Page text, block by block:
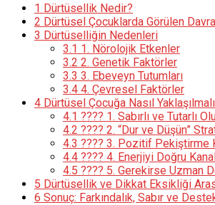
1 Dürtüsellik Nedir?
2 Dürtüsel Çocuklarda Görülen
3 Dürtüselliğin Nedenleri
3.1 1. Nörolojik Etkenler
3.2 2. Genetik Faktörler
3.3 3. Ebeveyn Tutumları
3.4 4. Çevresel Faktörler
4 Dürtüsel Çocuğa Nasıl
4.1 ???? 1. Sabırlı ve Tutarlı
4.2 ???? 2. “Dur ve Düşün”
4.3 ???? 3. Pozitif Pekiştirme
4.4 ???? 4. Enerjiyi Doğru
4.5 ???? 5. Gerekirse Uzman
5 Dürtüsellik ve Dikkat Eksikliği
6 Sonuç: Farkındalık, Sabır ve